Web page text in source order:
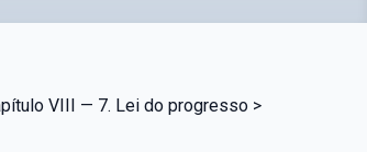
VIII — 7. Lei do progresso >